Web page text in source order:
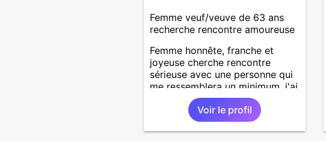
Femme veuf/veuve de 63 ans
recherche rencontre amoureuse
Femme honnête, franche et
joyeuse cherche rencontre
sérieuse avec une personne qui
me ressemblera un minimum. j'ai
des défauts comme tout le
monde et souhaite une vie
sereine dans une relation sur du
long terme.
Voir le profil